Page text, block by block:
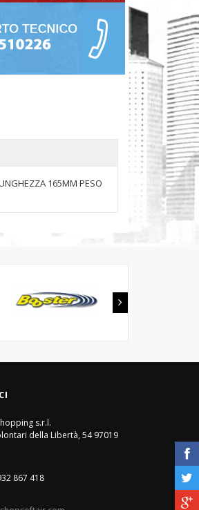
165MM PESO
s.r.l.
della Libertà, 5497019
867 418